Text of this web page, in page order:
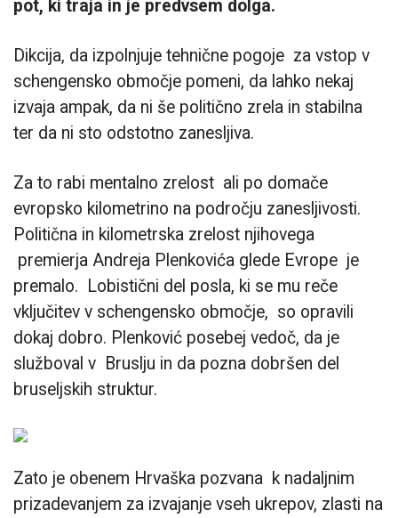
pot, ki traja in je predvsem dolga.
Dikcija, da izpolnjuje tehnične pogoje za vstop v
schengensko območje pomeni, da lahko nekaj
izvaja ampak, da ni še politično zrela in stabilna
ter da ni sto odstotno zanesljiva.
Za to rabi mentalno zrelost ali po domače
evropsko kilometrino na področju zanesljivosti.
Politična in kilometrska zrelost njihovega
premierja Andreja Plenkovića glede Evrope je
premalo. Lobistični del posla, ki se mu reče
vključitev v schengensko območje, so opravili
dokaj dobro. Plenković posebej vedoč, da je
služboval v Bruslju in da pozna dobršen del
bruseljskih struktur.
Zato je obenem Hrvaška pozvana k nadaljnim
prizadevanjem za izvajanje vseh ukrepov, zlasti na